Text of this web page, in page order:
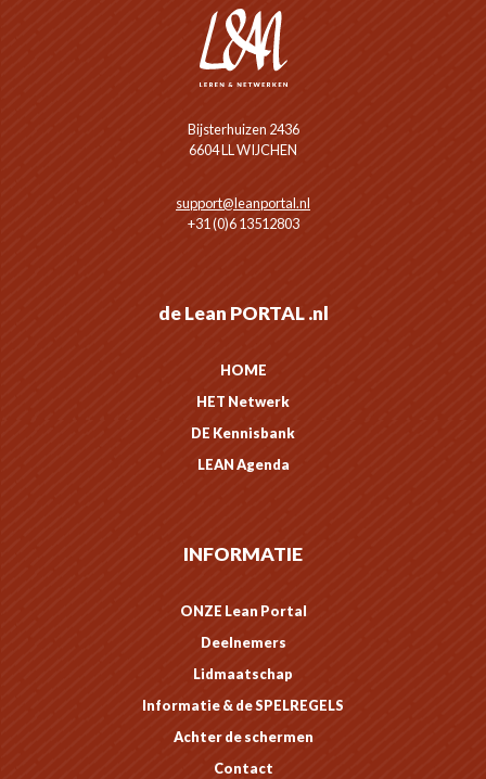
Bijsterhuizen 2436
6604 LL WIJCHEN
support@leanportal.nl
+31 (0)6 13512803
de Lean PORTAL .nl
HOME
HET Netwerk
DE Kennisbank
LEAN Agenda
INFORMATIE
ONZE Lean Portal
Deelnemers
Lidmaatschap
Informatie & de SPELREGELS
Achter de schermen
Contact